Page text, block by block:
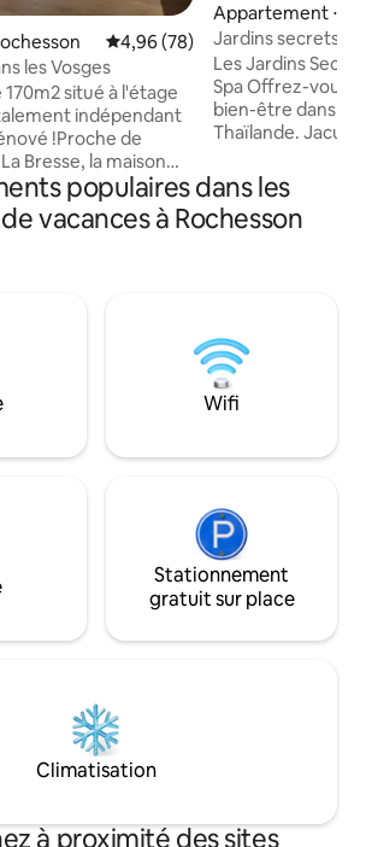
Évaluation moyenne sur la
4,96 (78)
les Vosges
situé à l'étage
indépendant
!Proche de
Bresse, la maison
joli village de
de sentier de
au départ de la
3 chambres avec lits
mais pas les
Appartement ⋅ La
Jardins secrets
jacuzzi pour 2
Les Jardins
Spa Offrez-vous une parenthèse de
bien-être dans
Thaïlande. Jacuzzi privatif, sauna privatif,
180x200, coin
cuisine équipée,
lumière tamisée
vue panoramique Suite exclusivement
réservée aux
populaires dans les
vacances à Rochesson
Wifi
Stationnement
gratuit sur place
Climatisation
à proximité des sites